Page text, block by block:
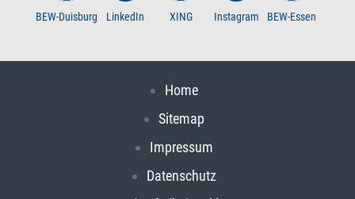
BEW-Duisburg LinkedIn XING Instagram BEW-Essen
Home
Sitemap
Impressum
Datenschutz